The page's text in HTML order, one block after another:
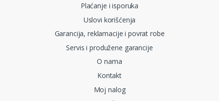
Plaćanje i isporuka
Uslovi korišćenja
Garancija, reklamacije i povrat robe
Servis i produžene garancije
O nama
Kontakt
Moj nalog